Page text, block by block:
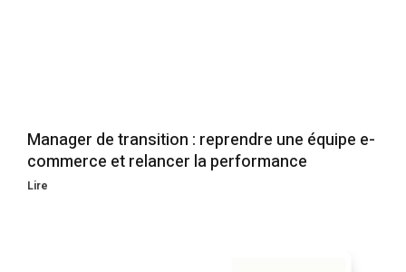
Manager de transition : reprendre une équipe e-
commerce et relancer la performance
Lire